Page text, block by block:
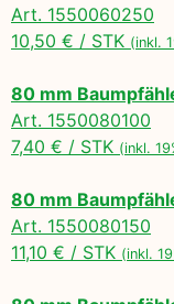
Art. 1550060250
10,50 € / STK (inkl.
80 mm
Art. 1550080100
7,40 € / STK (inkl.
80 mm
Art. 1550080150
11,10 € / STK (inkl.